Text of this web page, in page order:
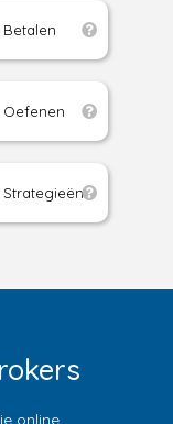
Betalen
Oefenen
Strategieën
online